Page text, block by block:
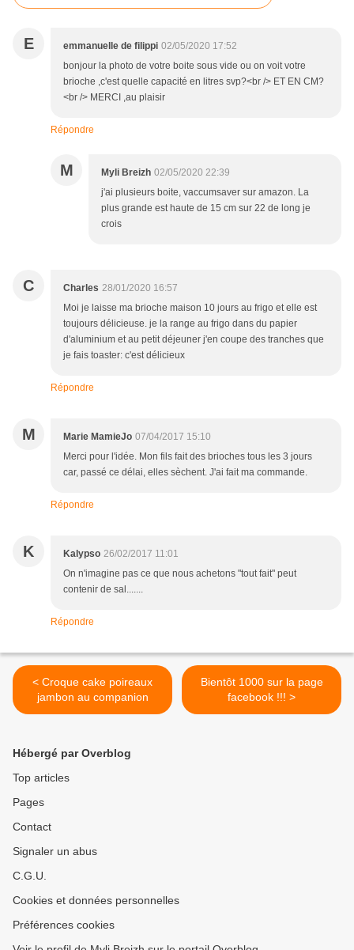
E emmanuelle de filippi 02/05/2020 17:52
bonjour la photo de votre boite sous vide ou on voit votre
brioche ,c'est quelle capacité en litres svp?<br /> ET EN CM?
<br /> MERCI ,au plaisir
Répondre
M Myli Breizh 02/05/2020 22:39
j'ai plusieurs boite, vaccumsaver sur amazon. La
plus grande est haute de 15 cm sur 22 de long je
crois
C Charles 28/01/2020 16:57
Moi je laisse ma brioche maison 10 jours au frigo et elle est
toujours délicieuse. je la range au frigo dans du papier
d'aluminium et au petit déjeuner j'en coupe des tranches que
je fais toaster: c'est délicieux
Répondre
M Marie MamieJo 07/04/2017 15:10
Merci pour l'idée. Mon fils fait des brioches tous les 3 jours
car, passé ce délai, elles sèchent. J'ai fait ma commande.
Répondre
K Kalypso 26/02/2017 11:01
On n'imagine pas ce que nous achetons "tout fait" peut
contenir de sal.......
Répondre
< Croque cake poireaux
jambon au companion
Bientôt 1000 sur la page
facebook !!! >
Hébergé par Overblog
Top articles
Pages
Contact
Signaler un abus
C.G.U.
Cookies et données personnelles
Préférences cookies